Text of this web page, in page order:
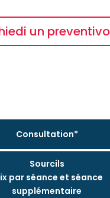
un
Consultation*
Sourcils
par séance et séance
supplémentaire